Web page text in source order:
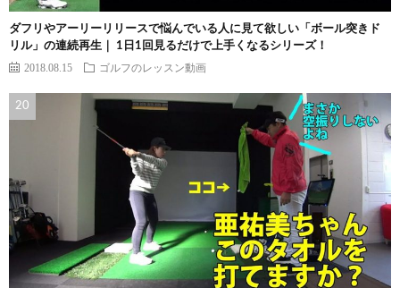
ダフリやアーリーリリースで悩んでいる人に見て欲しい「ボール突きド
リル」の連続再生｜ 1日1回見るだけで上手くなるシリーズ！
2018.08.15 ゴルフのレッスン動画